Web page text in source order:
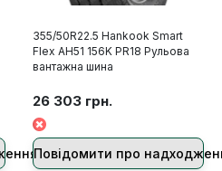
355/50R22.5 Hankook Smart
Flex AH51 156K PR18 Рульова
вантажна шина
26 303 грн.
Повідомити про